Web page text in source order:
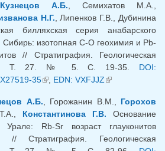
Кузнецов А.Б., Семихатов М.А.,
Н.Г., Липенков Г.В., Дубинина
билляхская серия анабарского
изотопная C-O геохимия и Pb-
// Стратиграфия. Геологическая
Т. 27. № 5. С. 19-35. DOI:
35(внешняя ссылка)
, EDN: VXFJJZ(внешняя
А.Б., Горожанин В.М., Горохов
Константинова Г.В. Основание
Rb-Sr возраст глауконитов
// Стратиграфия. Геологическая